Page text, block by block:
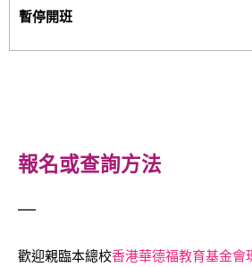
暫停開班
報名或查詢方法
歡迎親臨本總校香港華德福教育基金會